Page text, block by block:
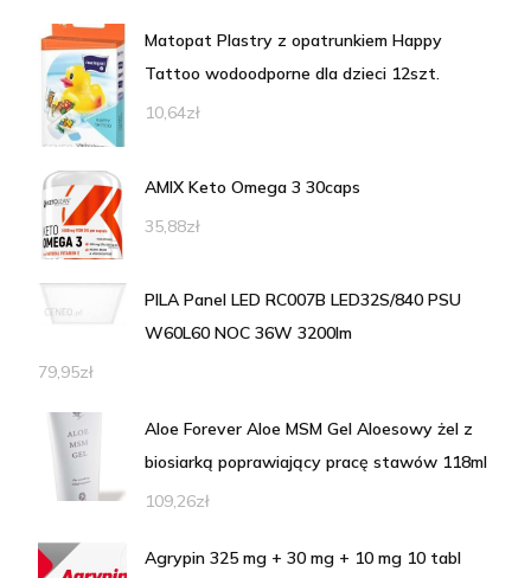
Matopat Plastry z opatrunkiem Happy
Tattoo wodoodporne dla dzieci 12szt.
10,64zł
AMIX Keto Omega 3 30caps
35,88zł
PILA Panel LED RC007B LED32S/840 PSU
W60L60 NOC 36W 3200lm
79,95zł
Aloe Forever Aloe MSM Gel Aloesowy żel z
biosiarką poprawiający pracę stawów 118ml
109,26zł
Agrypin 325 mg + 30 mg + 10 mg 10 tabl